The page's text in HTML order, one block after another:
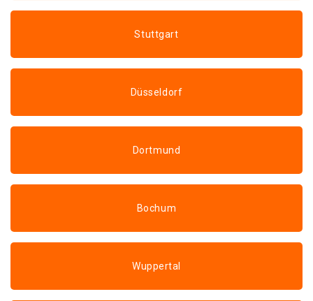
Stuttgart
Düsseldorf
Dortmund
Bochum
Wuppertal